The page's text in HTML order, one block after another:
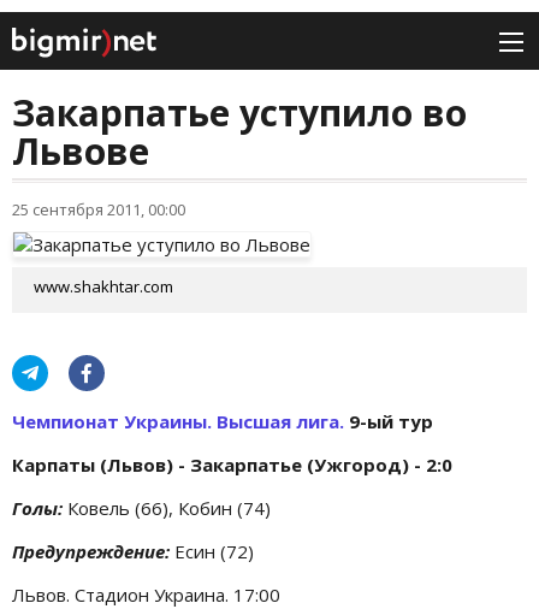
Закарпатье уступило во
Львове
25 сентября 2011, 00:00
www.shakhtar.com
Чемпионат Украины. Высшая лига. 9-ый тур
Карпаты (Львов) - Закарпатье (Ужгород) - 2:0
Голы: Ковель (66), Кобин (74)
Предупреждение: Есин (72)
Львов. Стадион Украина. 17:00